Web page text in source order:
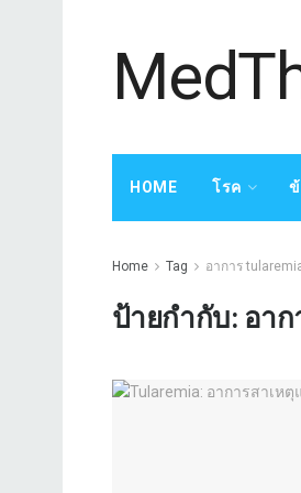
HOME โรค
Home Tag อาการ
ป้ายกำกับ: อาก